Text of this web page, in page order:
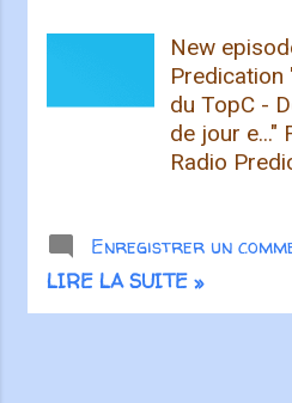
New
Predication
du TopC -
de jour e..."
Radio
Podcasters
love their
Enregistrer un
LIRE LA SUITE »